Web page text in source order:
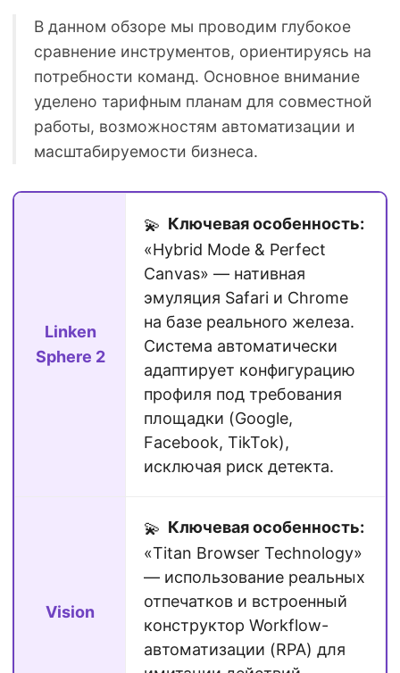
В данном обзоре мы проводим глубокое
сравнение инструментов, ориентируясь на
потребности команд. Основное внимание
уделено тарифным планам для совместной
работы, возможностям автоматизации и
масштабируемости бизнеса.
Linken
Sphere 2
💫 Ключевая особенность:
«Hybrid Mode & Perfect
Canvas» — нативная
эмуляция Safari и Chrome
на базе реального железа.
Система автоматически
адаптирует конфигурацию
профиля под требования
площадки (Google,
Facebook, TikTok),
исключая риск детекта.
Vision
💫 Ключевая особенность:
«Titan Browser Technology»
— использование реальных
отпечатков и встроенный
конструктор Workflow-
автоматизации (RPA) для